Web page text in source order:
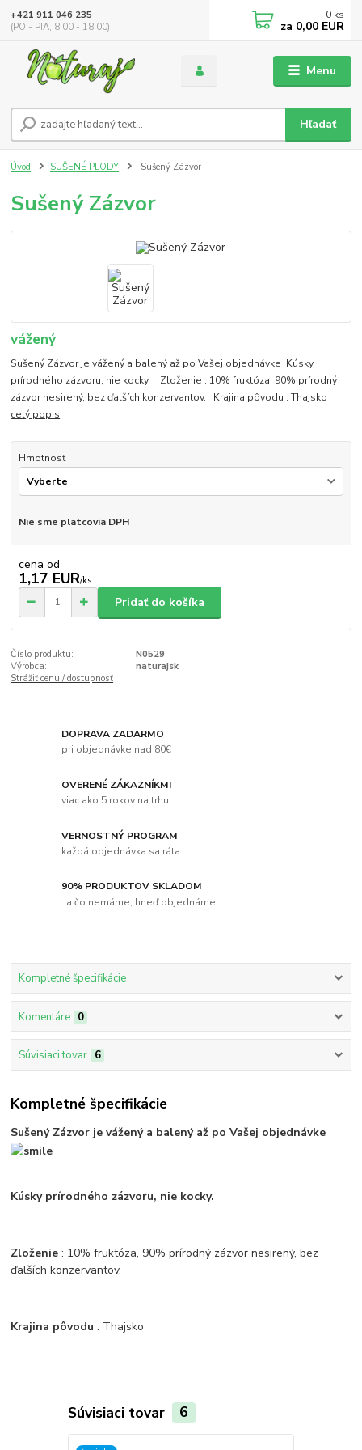
Menu
Hľadať
+421 911 046 235
(PO - PIA, 8:00 - 18:00)
0 ks
za 0,00 EUR
Úvod SUŠENÉ PLODY Sušený Zázvor
Sušený Zázvor
vážený
Sušený Zázvor je vážený a balený až po Vašej objednávke Kúsky
prírodného zázvoru, nie kocky. Zloženie : 10% fruktóza, 90% prírodný
zázvor nesirený, bez ďalších konzervantov. Krajina pôvodu : Thajsko
celý popis
Hmotnosť
Nie sme platcovia DPH
cena od
1,17 EUR/ks
Pridať do košíka
Číslo produktu:
N0529
Výrobca:
naturajsk
Strážiť cenu / dostupnosť
DOPRAVA ZADARMO
pri objednávke nad 80€
OVERENÉ ZÁKAZNÍKMI
viac ako 5 rokov na trhu!
VERNOSTNÝ PROGRAM
každá objednávka sa ráta
90% PRODUKTOV SKLADOM
..a čo nemáme, hneď objednáme!
Kompletné špecifikácie
Komentáre 0
Súvisiaci tovar 6
Kompletné špecifikácie
Sušený Zázvor je vážený a balený až po Vašej objednávke
Kúsky prírodného zázvoru, nie kocky.
Zloženie : 10% fruktóza, 90% prírodný zázvor nesirený, bez
ďalších konzervantov.
Krajina pôvodu : Thajsko
Súvisiaci tovar 6